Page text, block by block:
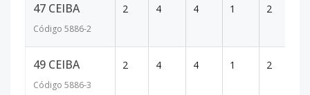
47 CEIBA
Código 5886-2
2 4 4 1 2
49 CEIBA
Código 5886-3
2 4 4 1 2